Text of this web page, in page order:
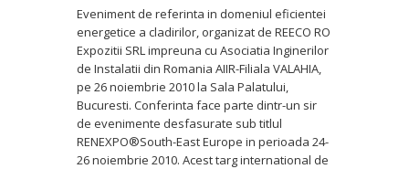
Eveniment de referinta in domeniul eficientei
energetice a cladirilor, organizat de REECO RO
Expozitii SRL impreuna cu Asociatia Inginerilor
de Instalatii din Romania AIIR-Filiala VALAHIA,
pe 26 noiembrie 2010 la Sala Palatului,
Bucuresti. Conferinta face parte dintr-un sir
de evenimente desfasurate sub titlul
RENEXPO®South-East Europe in perioada 24-
26 noiembrie 2010. Acest targ international de